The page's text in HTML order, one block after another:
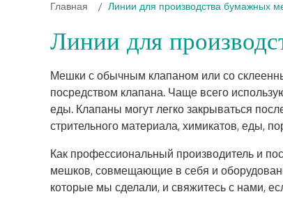
Главная Линии для производства бумажных
Линии для
Мешки с обычным клапаном или со
посредством клапана. Чаще всего
еды. Клапаны могут легко закрываться
стрительного материала, химикатов, еды,
Как профессиональный производитель и
мешков, совмещающие в себя и
которые мы сделали, и свяжитесь с нами,